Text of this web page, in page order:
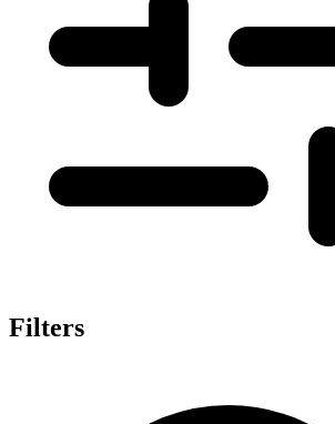
Filters